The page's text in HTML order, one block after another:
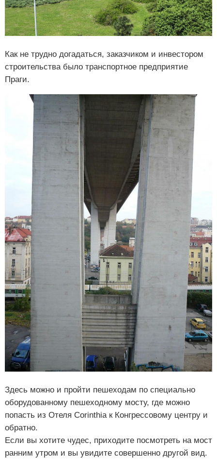
Как не трудно догадаться, заказчиком и инвестором
строительства было транспортное предприятие
Праги.
Здесь можно и пройти пешеходам по специально
оборудованному пешеходному мосту, где можно
попасть из Отеля Corinthia к Конгрессовому центру и
обратно.
Если вы хотите чудес, приходите посмотреть на мост
ранним утром и вы увидите совершенно другой вид.